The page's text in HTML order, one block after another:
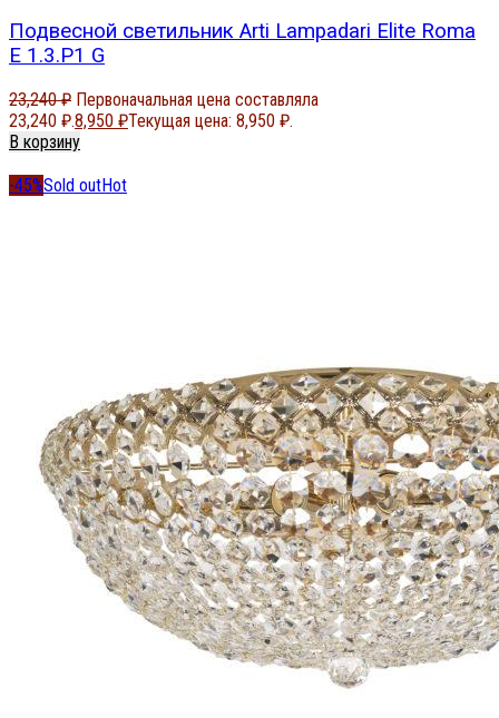
Подвесной светильник Arti Lampadari Elite Roma
E 1.3.P1 G
23,240₽ Первоначальная цена составляла
23,240 ₽.8,950 ₽Текущая цена: 8,950 ₽.
В корзину
-45%Sold outHot